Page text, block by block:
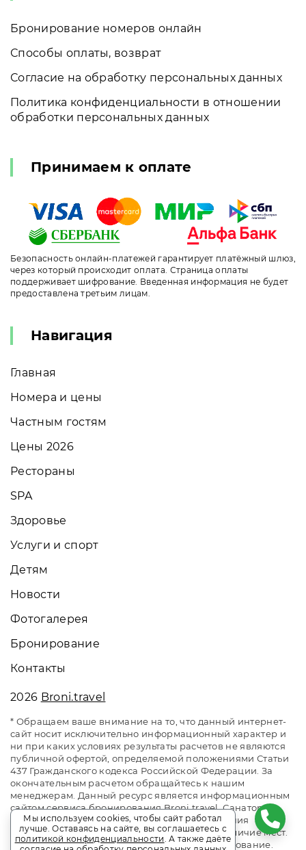
Бронирование номеров онлайн
Способы оплаты, возврат
Согласие на обработку персональных данных
Политика конфиденциальности в отношении
обработки персональных данных
Принимаем к оплате
Безопасность онлайн-платежей гарантирует платёжный шлюз,
через который происходит оплата. Страница оплаты
поддерживает шифрование. Введенная информация не будет
предоставлена третьим лицам.
Навигация
Главная
Номера и цены
Частным гостям
Цены 2026
Рестораны
SPA
Здоровье
Услуги и спорт
Детям
Новости
Фотогалерея
Бронирование
Контакты
2026 Broni.travel
* Обращаем ваше внимание на то, что данный интернет-
сайт носит исключительно информационный характер и
ни при каких условиях результаты расчетов не являются
публичной офертой, определяемой положениями Статьи
437 Гражданского кодекса Российской Федерации. За
окончательным расчетом обращайтесь к нашим
менеджерам. Данный ресурс является информационным
сайтом сервиса бронирования Broni.travel. Санаторий
«Самшитовая роща». Сайт онлайн бронирования
номеров. Актуальные цены, прайс-листы и наличие мест.
Акции и спецпредложения. Выгодное бронирование.
Мы используем cookies, чтобы сайт работал
лучше. Оставаясь на сайте, вы соглашаетесь с
политикой конфиденциальности. А также даёте